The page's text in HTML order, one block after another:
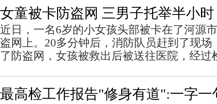
女童被卡防盗网 三男子托举半小时
近日，一名6岁的小女孩头部被卡在了河源
盗网上。20多分钟后，消防队员赶到了现场
了防盗网，女孩被救出后被送往医院，经过
最高检工作报告"修身有道":一字一